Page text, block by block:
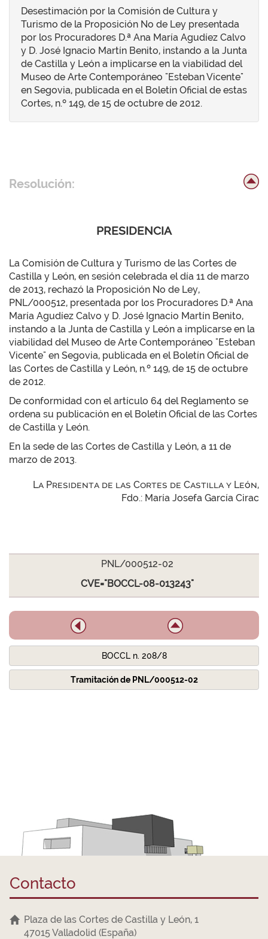
Desestimación por la Comisión de Cultura y
Turismo de la Proposición No de Ley presentada
por los Procuradores D.ª Ana María Agudíez Calvo
y D. José Ignacio Martín Benito, instando a la Junta
de Castilla y León a implicarse en la viabilidad del
Museo de Arte Contemporáneo "Esteban Vicente"
en Segovia, publicada en el Boletín Oficial de estas
Cortes, n.º 149, de 15 de octubre de 2012.
Resolución:
PRESIDENCIA
La Comisión de Cultura y Turismo de las Cortes de
Castilla y León, en sesión celebrada el día 11 de marzo
de 2013, rechazó la Proposición No de Ley,
PNL/000512, presentada por los Procuradores D.ª Ana
María Agudíez Calvo y D. José Ignacio Martín Benito,
instando a la Junta de Castilla y León a implicarse en la
viabilidad del Museo de Arte Contemporáneo "Esteban
Vicente" en Segovia, publicada en el Boletín Oficial de
las Cortes de Castilla y León, n.º 149, de 15 de octubre
de 2012.
De conformidad con el artículo 64 del Reglamento se
ordena su publicación en el Boletín Oficial de las Cortes
de Castilla y León.
En la sede de las Cortes de Castilla y León, a 11 de
marzo de 2013.
La Presidenta de las Cortes de Castilla y León,
Fdo.: María Josefa García Cirac
PNL/000512-02
CVE="BOCCL-08-013243"
BOCCL n. 208/8
Tramitación de PNL/000512-02
Contacto
Plaza de las Cortes de Castilla y León, 1
47015 Valladolid (España)